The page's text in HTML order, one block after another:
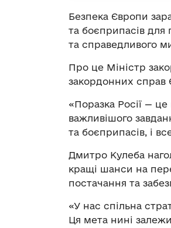
Безпека Європи
та боєприпасів для
та справедливого
Про це Міністр
закордонних справ
«Поразка Росії —
важливішого
та боєприпасів, і
Дмитро Кулеба
кращі шанси на
постачання та
«У нас спільна
Ця мета нині